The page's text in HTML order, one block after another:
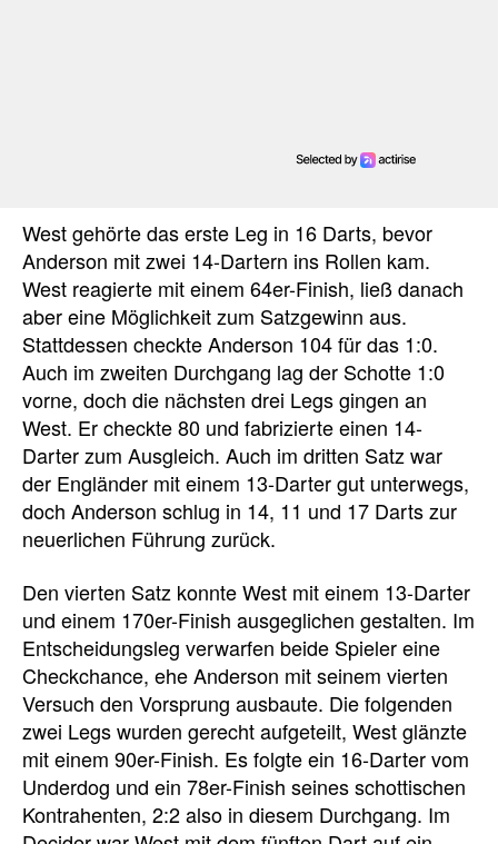
West gehörte das erste Leg in 16 Darts, bevor
Anderson mit zwei 14-Dartern ins Rollen kam.
West reagierte mit einem 64er-Finish, ließ danach
aber eine Möglichkeit zum Satzgewinn aus.
Stattdessen checkte Anderson 104 für das 1:0.
Auch im zweiten Durchgang lag der Schotte 1:0
vorne, doch die nächsten drei Legs gingen an
West. Er checkte 80 und fabrizierte einen 14-
Darter zum Ausgleich. Auch im dritten Satz war
der Engländer mit einem 13-Darter gut unterwegs,
doch Anderson schlug in 14, 11 und 17 Darts zur
neuerlichen Führung zurück.
Den vierten Satz konnte West mit einem 13-Darter
und einem 170er-Finish ausgeglichen gestalten. Im
Entscheidungsleg verwarfen beide Spieler eine
Checkchance, ehe Anderson mit seinem vierten
Versuch den Vorsprung ausbaute. Die folgenden
zwei Legs wurden gerecht aufgeteilt, West glänzte
mit einem 90er-Finish. Es folgte ein 16-Darter vom
Underdog und ein 78er-Finish seines schottischen
Kontrahenten, 2:2 also in diesem Durchgang. Im